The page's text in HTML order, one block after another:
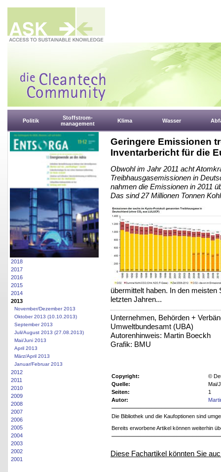
Politik
Stoffstrom-
management
Klima Wasser
2018
2017
2016
2015
2014
2013
November/Dezember 2013
Oktober 2013 (10.10.2013)
September 2013
Juli/August 2013 (27.08.2013)
Mai/Juni 2013
April 2013
März/April 2013
Januar/Februar 2013
2012
2011
2010
2009
2008
2007
2006
2005
2004
2003
2002
2001
Geringere Emissionen
Inventarbericht für die
Obwohl im Jahr 2011 acht
Treibhausgasemissionen in
nahmen die Emissionen in 2011
Das sind 27 Millionen Tonnen
übermittelt haben. In den
letzten Jahren...
Unternehmen, Behörden +
Umweltbundesamt (UBA)
Autorenhinweis: Martin Boeckh
Grafik: BMU
Copyright:
©
Quelle:
Mai/
Seiten:
1
Autor:
Die Bibliothek und die Kaufoptionen sind
Bereits erworbene Artikel können weiterhin
Diese Fachartikel könnten Sie